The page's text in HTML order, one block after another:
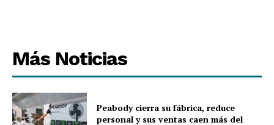
Más Noticias
Peabody cierra su fábrica, reduce
personal y sus ventas caen más del